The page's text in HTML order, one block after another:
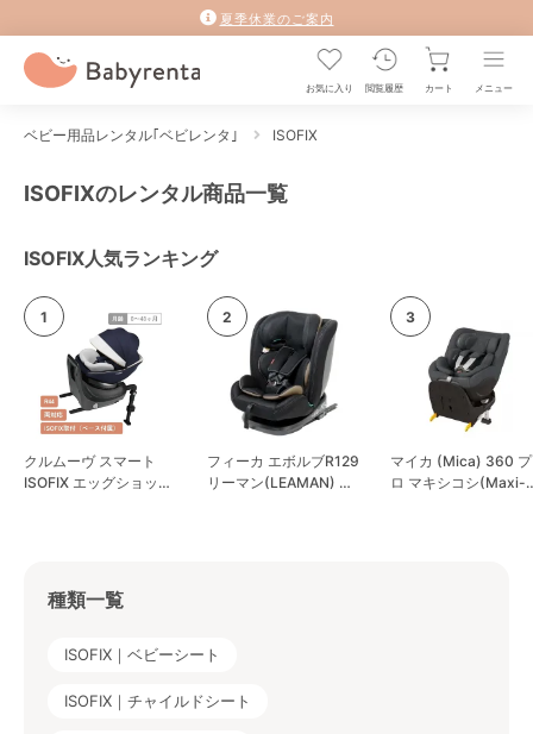
夏季休業のご案内
お気に入り 閲覧履歴 カート メニュー
ベビー用品レンタル｢ベビレンタ｣ ISOFIX
ISOFIXのレンタル商品一覧
ISOFIX人気ランキング
クルムーヴ スマート
ISOFIX エッグショック
フィーカ エボルブR129
リーマン(LEAMAN) チ
マイカ (Mica) 360 プ
ロ マキシコシ(Maxi-
種類一覧
ISOFIX｜ベビーシート
ISOFIX｜チャイルドシート